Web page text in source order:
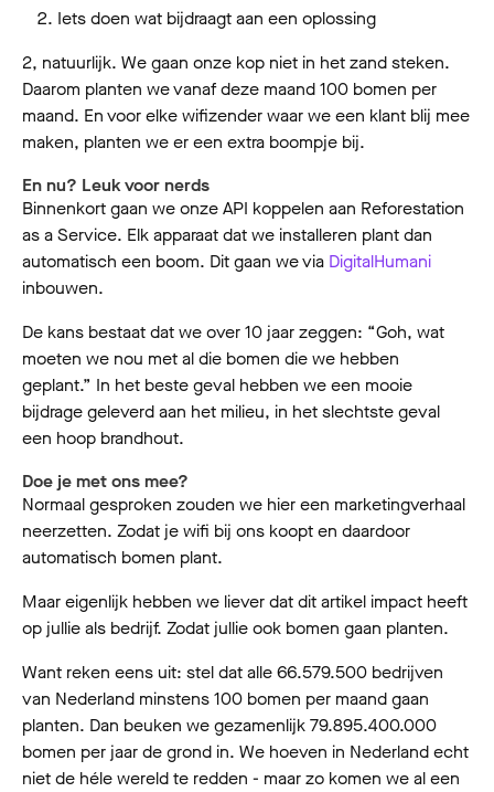
Iets doen wat bijdraagt aan een oplossing
2, natuurlijk. We gaan onze kop niet in het zand steken.
Daarom planten we vanaf deze maand 100 bomen per
maand. En voor elke wifizender waar we een klant blij mee
maken, planten we er een extra boompje bij.
En nu? Leuk voor nerds
Binnenkort gaan we onze API koppelen aan Reforestation
as a Service. Elk apparaat dat we installeren plant dan
automatisch een boom. Dit gaan we via DigitalHumani
inbouwen.
De kans bestaat dat we over 10 jaar zeggen: “Goh, wat
moeten we nou met al die bomen die we hebben
geplant.” In het beste geval hebben we een mooie
bijdrage geleverd aan het milieu, in het slechtste geval
een hoop brandhout.
Doe je met ons mee?
Normaal gesproken zouden we hier een marketingverhaal
neerzetten. Zodat je wifi bij ons koopt en daardoor
automatisch bomen plant.
Maar eigenlijk hebben we liever dat dit artikel impact heeft
op jullie als bedrijf. Zodat jullie ook bomen gaan planten.
Want reken eens uit: stel dat alle 66.579.500 bedrijven
van Nederland minstens 100 bomen per maand gaan
planten. Dan beuken we gezamenlijk 79.895.400.000‬
bomen per jaar de grond in. We hoeven in Nederland echt
niet de héle wereld te redden - maar zo komen we al een